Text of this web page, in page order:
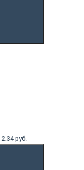
2.34 руб.